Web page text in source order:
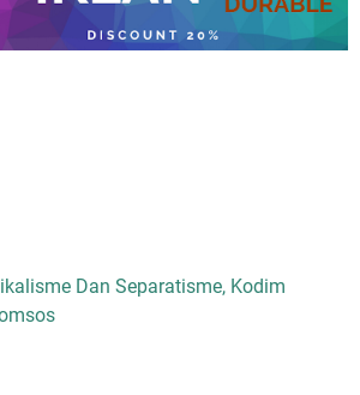
Dan Separatisme, Kodim